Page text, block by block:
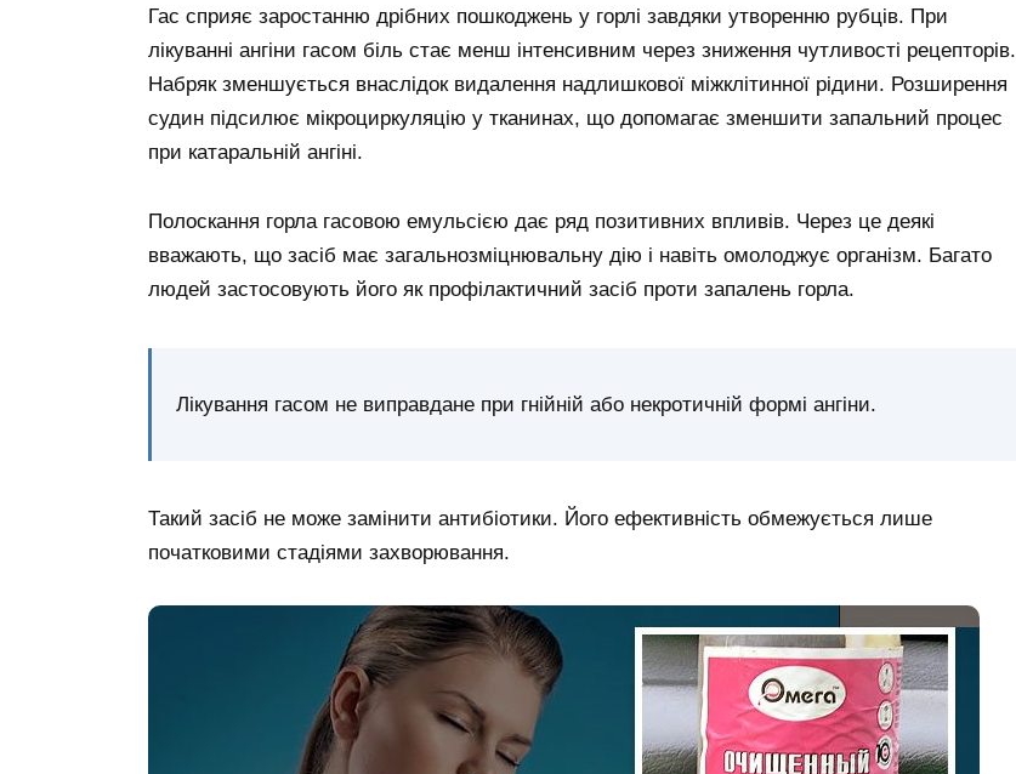
Гас сприяє заростанню дрібних пошкоджень у горлі завдяки утворенню рубців. При
лікуванні ангіни гасом біль стає менш інтенсивним через зниження чутливості рецепторів.
Набряк зменшується внаслідок видалення надлишкової міжклітинної рідини. Розширення
судин підсилює мікроциркуляцію у тканинах, що допомагає зменшити запальний процес
при катаральній ангіні.
Полоскання горла гасовою емульсією дає ряд позитивних впливів. Через це деякі
вважають, що засіб має загальнозміцнювальну дію і навіть омолоджує організм. Багато
людей застосовують його як профілактичний засіб проти запалень горла.
Лікування гасом не виправдане при гнійній або некротичній формі ангіни.
Такий засіб не може замінити антибіотики. Його ефективність обмежується лише
початковими стадіями захворювання.